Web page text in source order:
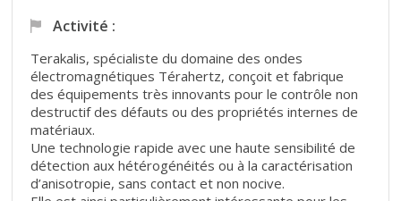
Activité :
Terakalis, spécialiste du domaine des ondes
électromagnétiques Térahertz, conçoit et fabrique
des équipements très innovants pour le contrôle non
destructif des défauts ou des propriétés internes de
matériaux.
Une technologie rapide avec une haute sensibilité de
détection aux hétérogénéités ou à la caractérisation
d’anisotropie, sans contact et non nocive.